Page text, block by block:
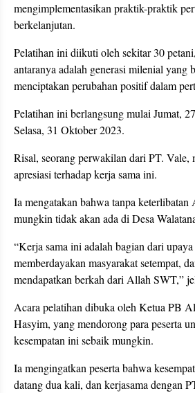
mengimplementasikan praktik-praktik
berkelanjutan.
Pelatihan ini diikuti oleh sekitar 30
antaranya adalah generasi milenial yang
menciptakan perubahan positif dalam
Pelatihan ini berlangsung mulai Jumat,
Selasa, 31 Oktober 2023.
Risal, seorang perwakilan dari PT. Vale,
apresiasi terhadap kerja sama ini.
Ia mengatakan bahwa tanpa
mungkin tidak akan ada di Desa
“Kerja sama ini adalah bagian dari
memberdayakan masyarakat setempat,
mendapatkan berkah dari Allah SWT,”
Acara pelatihan dibuka oleh Ketua PB
Hasyim, yang mendorong para peserta
kesempatan ini sebaik mungkin.
Ia mengingatkan peserta bahwa
datang dua kali, dan kerjasama dengan